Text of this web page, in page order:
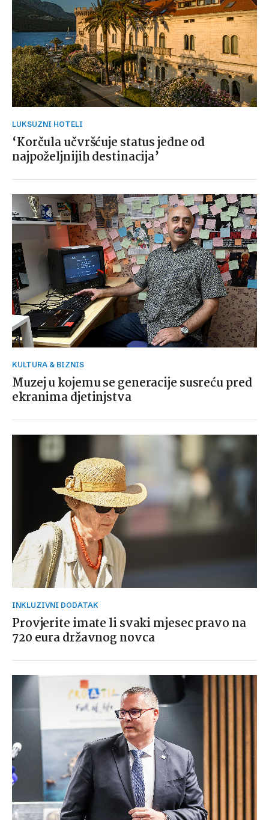
LUKSUZNI HOTELI
‘Korčula učvršćuje status jedne od
najpoželjnijih destinacija’
KULTURA & BIZNIS
Muzej u kojemu se generacije susreću pred
ekranima djetinjstva
INKLUZIVNI DODATAK
Provjerite imate li svaki mjesec pravo na
720 eura državnog novca